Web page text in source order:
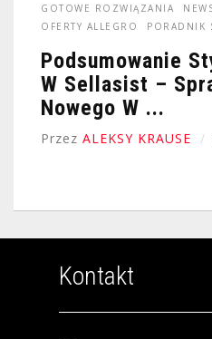
GOTOWE ROZWIĄZANIA
OFERTY ALLEGRO
PORADNIK
Podsumowanie
W Sellasist –
Nowego W ...
Przez ALEKSY KRAUSE
Kontakt